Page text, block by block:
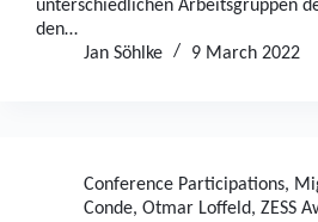
unterschiedlichen Arbeitsgruppen
den…
Jan Söhlke
9 March 2022
Conference Participations,
Conde, Otmar Loffeld, ZESS